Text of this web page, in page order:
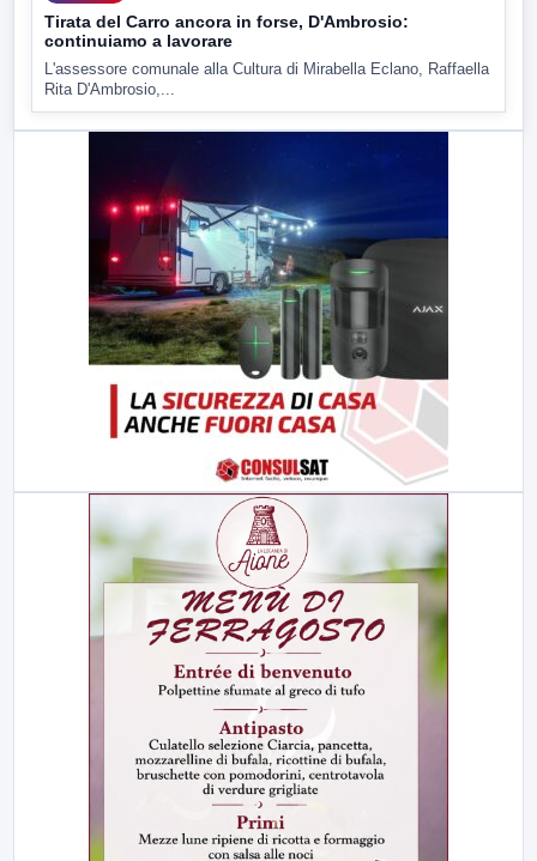
Tirata del Carro ancora in forse, D'Ambrosio:
continuiamo a lavorare
L'assessore comunale alla Cultura di Mirabella Eclano, Raffaella
Rita D'Ambrosio,...